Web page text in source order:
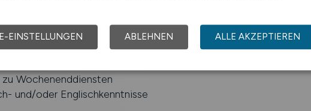
Mikrobiologie
Arbeitsweise
Wochenenddiensten
und/oder Englischkenntnisse
EINSTELLUNGEN ABLEHNEN ALLE AKZEPTIEREN